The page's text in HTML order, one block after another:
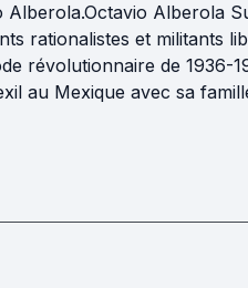
Octavio Alberola
rationalistes et militants
révolutionnaire de 1936-
au Mexique avec sa